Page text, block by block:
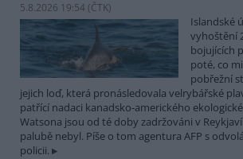
5.8.2026 19:54 (ČTK)
Islandské
vyhoštění
bojujících
poté, co
pobřežní
jejich loď, která pronásledovala velrybářské
patřící nadaci kanadsko-amerického
Watsona jsou od té doby zadržováni v
palubě nebyl. Píše o tom agentura AFP s
policii.